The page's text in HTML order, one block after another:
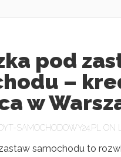
pod
–
w
SAMOCHODOWY24.PL ON
samochodu to